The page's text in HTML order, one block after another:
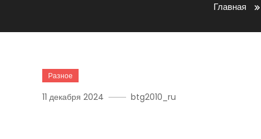
Главная
Разное
11 декабря 2024 btg2010_ru